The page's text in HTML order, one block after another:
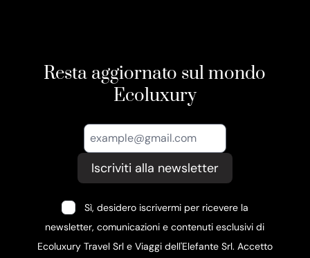
Resta aggiornato sul mondo
Ecoluxury
Iscriviti alla newsletter
Sì, desidero iscrivermi per ricevere la
newsletter, comunicazioni e contenuti esclusivi di
Ecoluxury Travel Srl e Viaggi dell'Elefante Srl. Accetto